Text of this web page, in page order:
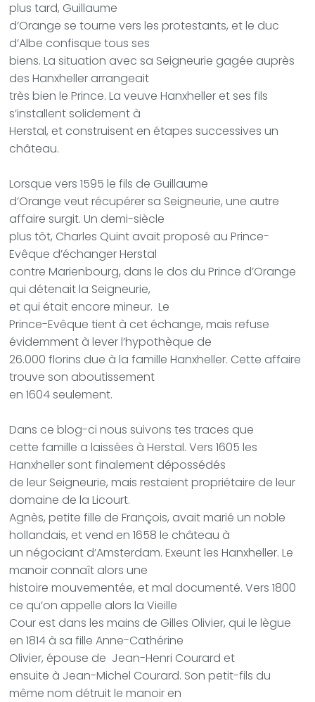
plus tard, Guillaume
d’Orange se tourne vers les protestants, et le duc
d’Albe confisque tous ses
biens. La situation avec sa Seigneurie gagée auprès
des Hanxheller arrangeait
très bien le Prince. La veuve Hanxheller et ses fils
s’installent solidement à
Herstal, et construisent en étapes successives un
château.
Lorsque vers 1595 le fils de Guillaume
d’Orange veut récupérer sa Seigneurie, une autre
affaire surgit. Un demi-siècle
plus tôt, Charles Quint avait proposé au Prince-
Evêque d’échanger Herstal
contre Marienbourg, dans le dos du Prince d’Orange
qui détenait la Seigneurie,
et qui était encore mineur. Le
Prince-Evêque tient à cet échange, mais refuse
évidemment à lever l’hypothèque de
26.000 florins due à la famille Hanxheller. Cette affaire
trouve son aboutissement
en 1604 seulement.
Dans ce blog-ci nous suivons tes traces que
cette famille a laissées à Herstal. Vers 1605 les
Hanxheller sont finalement dépossédés
de leur Seigneurie, mais restaient propriétaire de leur
domaine de la Licourt.
Agnès, petite fille de François, avait marié un noble
hollandais, etvend en 1658 le château à
un négociant d’Amsterdam. Exeunt les Hanxheller. Le
manoir connaît alors une
histoire mouvementée, et mal documenté. Vers 1800
ce qu’on appelle alors la Vieille
Cour est dans les mains de Gilles Olivier, qui le lègue
en 1814 à sa fille Anne-Cathérine
Olivier, épouse de Jean-Henri Courard et
ensuite à Jean-Michel Courard. Son petit-fils du
même nom détruit le manoir en